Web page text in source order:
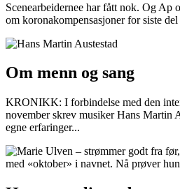
Scenearbeidernee har fått nok. Og Ap
om koronakompensasjoner for siste
Om menn og sang
KRONIKK: I forbindelse med den
november skrev musiker Hans Martin
egne erfaringer...